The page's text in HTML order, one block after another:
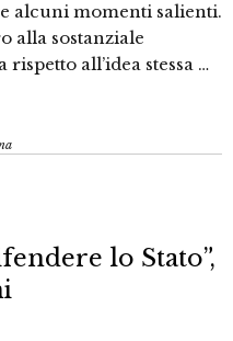
alcuni momenti salienti.
alla sostanziale
all’idea stessa …
lo Stato”,